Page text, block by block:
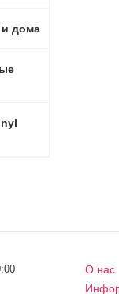
и дома
О нас